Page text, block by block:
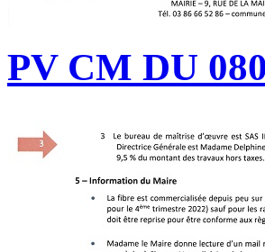
PV CM DU